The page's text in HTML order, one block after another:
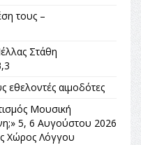
τους –
Στάθη
εθελοντές αιμοδότες
Μουσική
5, 6 Αυγούστου 2026
Χώρος Λόγγου